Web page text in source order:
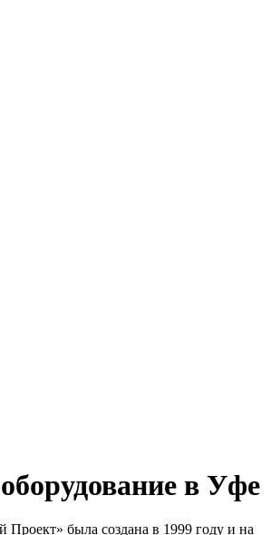
в Уфе
была создана в 1999 году и на